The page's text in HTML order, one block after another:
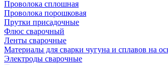
Проволока сплошная
Проволока порошковая
Прутки присадочные
Флюс сварочный
Ленты сварочные
Материалы для сварки чугуна и сплавов на
Электроды сварочные